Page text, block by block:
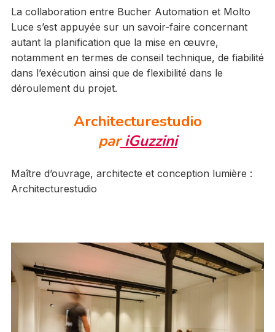
La collaboration entre Bucher Automation et Molto
Luce s’est appuyée sur un savoir-faire concernant
autant la planification que la mise en œuvre,
notamment en termes de conseil technique, de fiabilité
dans l’exécution ainsi que de flexibilité dans le
déroulement du projet.
Architecturestudio
pariGuzzini
Maître d’ouvrage, architecte et conception lumière :
Architecturestudio